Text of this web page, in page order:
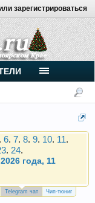
зарегистрироваться
чате.
от
.24.
года, 11
чате.
Telegram чат Чип-тюниг